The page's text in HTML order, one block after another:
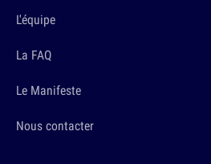
L'équipe
La FAQ
Le Manifeste
Nous contacter